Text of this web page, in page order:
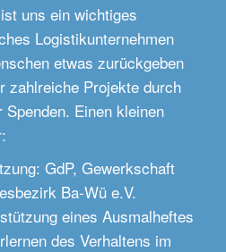
uns ein wichtiges
Logistikunternehmen
etwas zurückgeben
zahlreiche Projekte durch
Einen kleinen
GdP, Gewerkschaft
Ba-Wü e.V.
eines Ausmalheftes
des Verhaltens im